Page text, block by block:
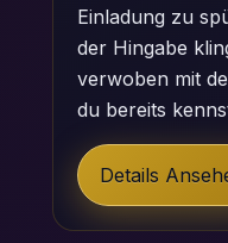
Einladung zu
der Hingabe
verwoben mit
du bereits
Details